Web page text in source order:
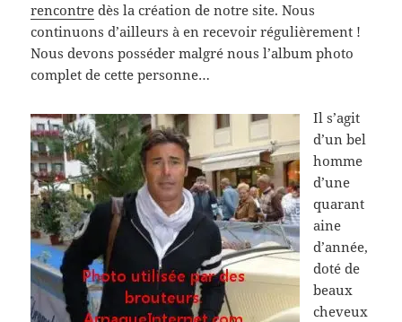
rencontre dès la création de notre site. Nous
continuons d’ailleurs à en recevoir régulièrement !
Nous devons posséder malgré nous l’album photo
complet de cette personne…
Il s’agit
d’un bel
homme
d’une
quarant
aine
d’année,
doté de
beaux
cheveux